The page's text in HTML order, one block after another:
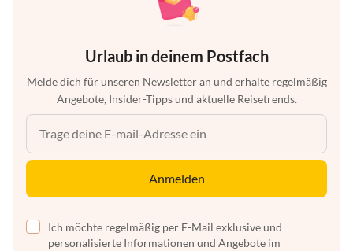
Urlaub in deinem Postfach
Melde dich für unseren Newsletter an und erhalte regelmäßig
Angebote, Insider-Tipps und aktuelle Reisetrends.
Anmelden
Ich möchte regelmäßig per E-Mail exklusive und
personalisierte Informationen und Angebote im